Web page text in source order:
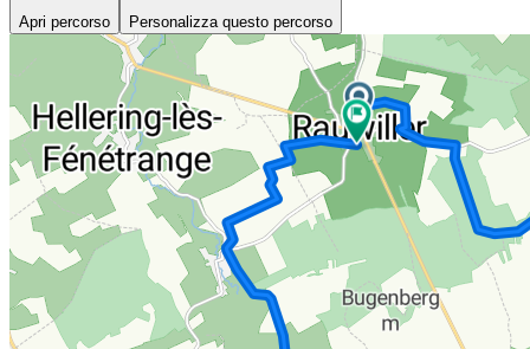
Apri percorso Personalizza questo percorso